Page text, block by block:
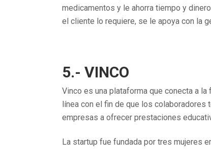
medicamentos y le ahorra tiempo y
el cliente lo requiere, se le apoya con la
5.- VINCO
Vinco es una plataforma que conecta a
línea con el fin de que los colaboradores
empresas a ofrecer prestaciones
La startup fue fundada por tres mujeres